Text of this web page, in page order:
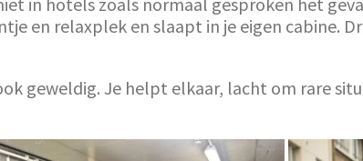
en relaxplek en slaapt in je eigen cabine.
geweldig. Je helpt elkaar, lacht om rare